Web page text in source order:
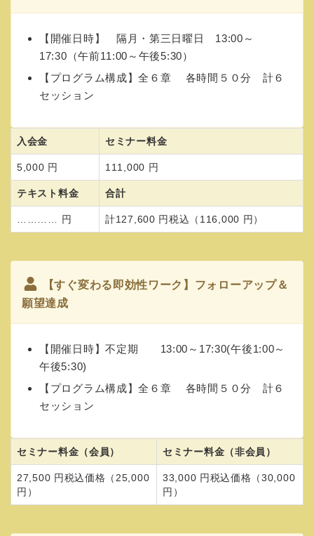
【開催日時】 隔月・第三日曜日 13:00～
17:30（午前11:00～午後5:30）
【プログラム構成】全６章 各時間５０分 計６
セッション
入会金 セミナー料金
5,000 円 111,000 円
テキスト料金 合計
………… 円 計127,600 円税込（116,000 円）
【すぐ変わる即効性ワーク】フォローアップ＆
願望達成
【開催日時】不定期 13:00～17:30(午後1:00～
午後5:30)
【プログラム構成】全６章 各時間５０分 計６
セッション
セミナー料金（会員） セミナー料金（非会員）
27,500 円税込価格（25,000
円）
33,000 円税込価格（30,000
円）